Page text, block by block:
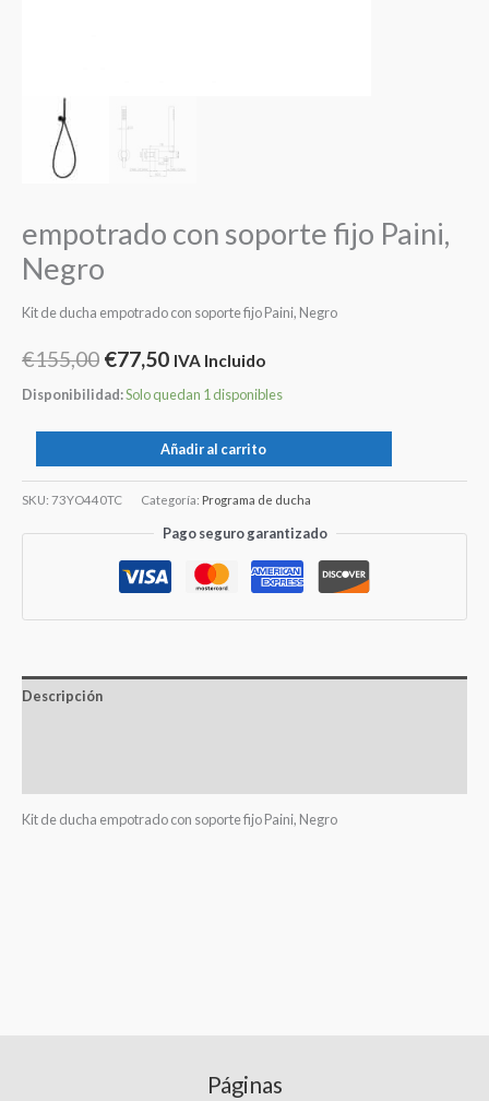
empotrado con soporte fijo Paini,
Negro
Kit de ducha empotrado con soporte fijo Paini, Negro
€155,00 €77,50 IVA Incluido
Disponibilidad:Solo quedan 1 disponibles
Añadir al carrito
SKU: 73YO440TC Categoría: Programa de ducha
Pago seguro garantizado
Descripción
Kit de ducha empotrado con soporte fijo Paini, Negro
Páginas